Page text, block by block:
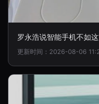
罗永浩说智能手机不如
更新时间：2026-08-06